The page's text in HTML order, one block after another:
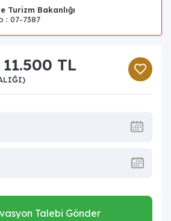
Turizm Bakanlığı
: 07-7387
TL
Talebi Gönder